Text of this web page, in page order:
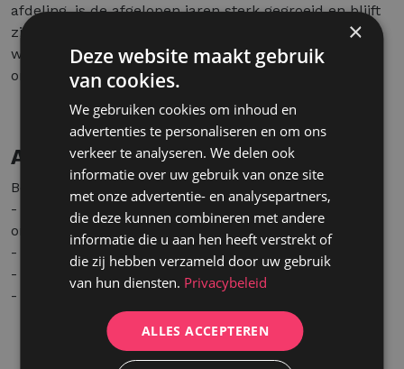
afdeling, is de afgelopen jaren sterk gegroeid en blijft
zichzelf ambitieuze doelen stellen. Ze hechten veel
waarde aan een open bedrijfscultuur, waarin
onderling contact en samenwerking centraal staan.
Aanbod
Bovenop een mooi brutoloon, ontvang je:
- Een volledige opleiding on the job van een ervaren
onderhoudstechnieker!
- Maaltijdcheques per gewerkte dag.
- Woon-werkverkeervergoeding.
- Hospitalisatieverzekering na vaste indienstname.
×
Deze website maakt gebruik
van cookies.
We gebruiken cookies om inhoud en
advertenties te personaliseren en om ons
verkeer te analyseren. We delen ook
informatie over uw gebruik van onze site
met onze advertentie- en analysepartners,
die deze kunnen combineren met andere
informatie die u aan hen heeft verstrekt of
die zij hebben verzameld door uw gebruik
van hun diensten. Privacybeleid
ALLES ACCEPTEREN